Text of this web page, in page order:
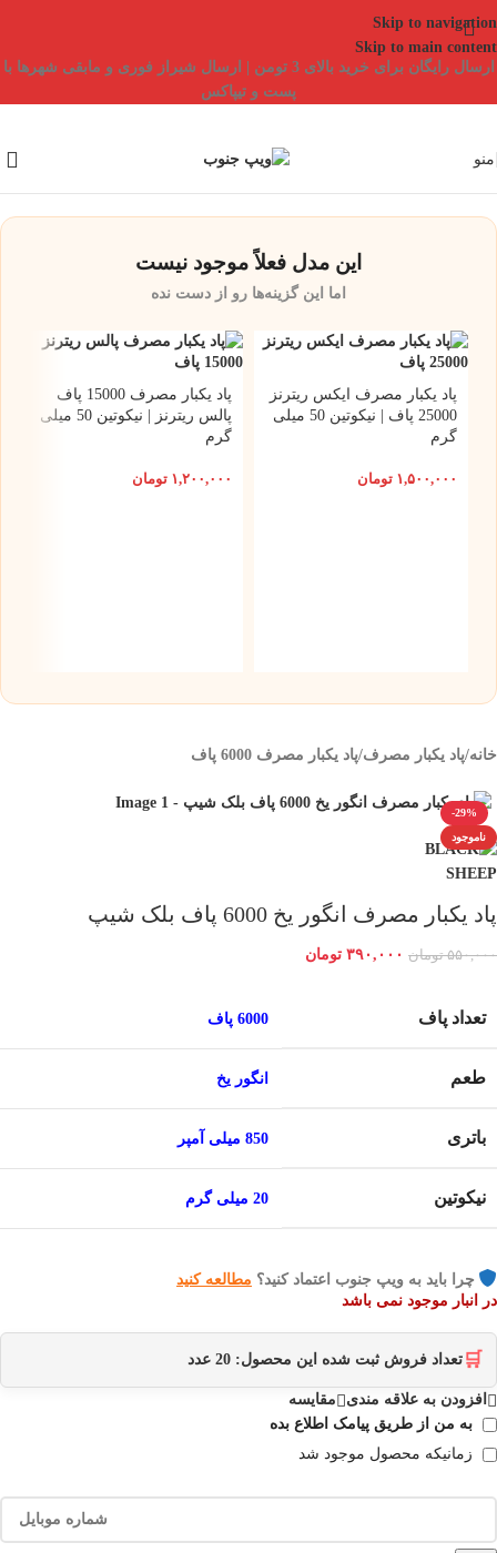
Skip to navigation
Skip to main content
ارسال رایگان برای خرید بالای 3 تومن | ارسال شیراز فوری و مابقی شهرها با
پست و تیپاکس
منو
این مدل فعلاً موجود نیست
اما این گزینه‌ها رو از دست نده
پاد یکبار مصرف ایکس ریترنز
25000 پاف | نیکوتین 50 میلی
گرم
۱,۵۰۰,۰۰۰ تومان
پاد یکبار مصرف 15000 پاف
پالس ریترنز | نیکوتین 50 میلی
گرم
۱,۲۰۰,۰۰۰ تومان
خانه/پاد یکبار مصرف/پاد یکبار مصرف 6000 پاف
-29%
ناموجود
پاد یکبار مصرف انگور یخ 6000 پاف بلک شیپ
۵۵۰,۰۰۰ تومان ۳۹۰,۰۰۰ تومان
تعداد پاف 6000 پاف
طعم انگور یخ
باتری 850 میلی آمپر
نیکوتین 20 میلی گرم
چرا باید به ویپ جنوب اعتماد کنید؟ مطالعه کنید
در انبار موجود نمی باشد
🛒 تعداد فروش ثبت شده این محصول: 20 عدد
افزودن به علاقه مندی
مقایسه
به من از طریق پیامک اطلاع بده
زمانیکه محصول موجود شد